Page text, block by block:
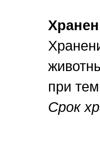
при
Срок